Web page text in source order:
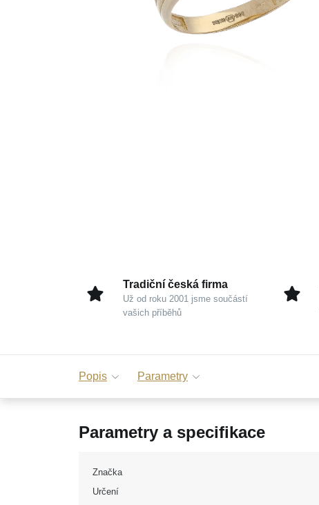
Tradiční česká firma
Už od roku 2001 jsme součástí
vašich příběhů
Popis Parametry
Parametry a specifikace
Značka
Určení